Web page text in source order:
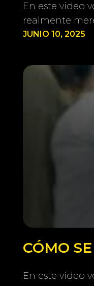
En este video
realmente
JUNIO 10, 2025
CÓMO
En este vídeo